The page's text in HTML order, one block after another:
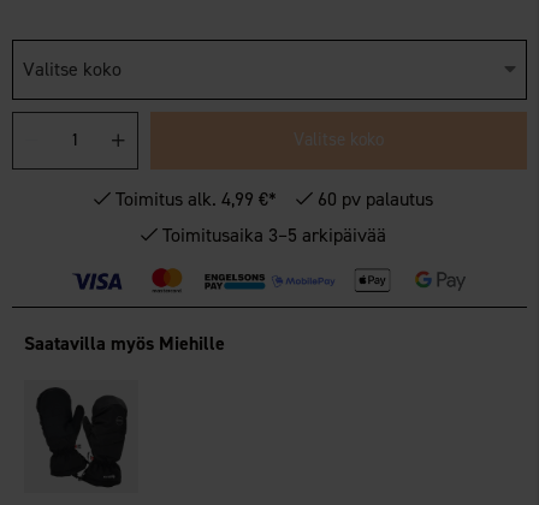
Valitse koko
Valitse koko
Toimitus alk. 4,99 €*
60 pv palautus
Toimitusaika 3–5 arkipäivää
Saatavilla myös Miehille